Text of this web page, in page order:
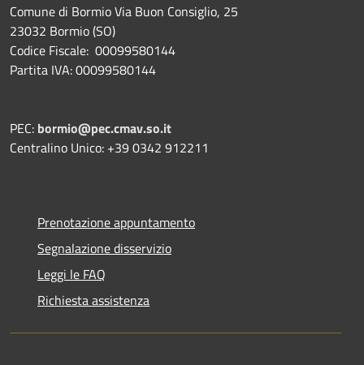
Comune di Bormio Via Buon Consiglio, 25
23032 Bormio (SO)
Codice Fiscale: 00099580144
Partita IVA: 00099580144
PEC: bormio@pec.cmav.so.it
Centralino Unico: +39 0342 912211
Prenotazione appuntamento
Segnalazione disservizio
Leggi le FAQ
Richiesta assistenza